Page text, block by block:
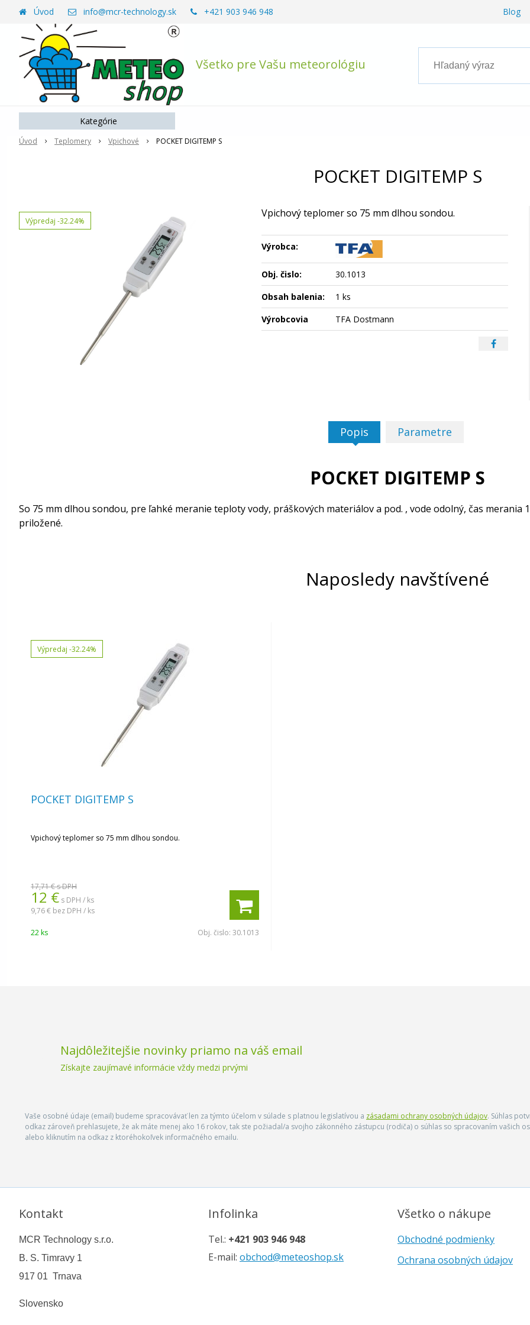
Všetko pre Vašu meteorológiu
Úvod info@mcr-technology.sk +421 903 946 948 Blog
Úvod Teplomery Vpichové POCKET DIGITEMP S
POCKET DIGITEMP S
Výpredaj -32.24%
Vpichový teplomer so 75 mm dlhou sondou.
Výrobca:
Obj. čislo:
30.1013
Obsah balenia:
1 ks
Výrobcovia
TFA Dostmann
Popis Parametre
POCKET DIGITEMP S
So 75 mm dlhou sondou, pre ľahké meranie teploty vody, práškových materiálov a pod. , vode odolný, čas
priložené.
Naposledy navštívené
Výpredaj -32.24%
POCKET DIGITEMP S
Vpichový teplomer so 75 mm dlhou sondou.
17,71 €s DPH
12 € s DPH / ks
9,76 € bez DPH / ks
22 ks Obj. čislo: 30.1013
Kategórie
Najdôležitejšie novinky priamo na váš email
Získajte zaujímavé informácie vždy medzi prvými
Vaše osobné údaje (email) budeme spracovávať len za týmto účelom v súlade s platnou legislatívou a zásadami ochrany osobných údajov. Súhlas
odkaz zároveň prehlasujete, že ak máte menej ako 16 rokov, tak ste požiadal/a svojho zákonného zástupcu (rodiča) o súhlas so spracovaním vašich
alebo kliknutím na odkaz z ktoréhokoľvek informačného emailu.
Kontakt
MCR Technology s.r.o.
B. S. Timravy 1
917 01 Trnava
Slovensko
Infolinka
Tel.: +421 903 946 948
E-mail: obchod@meteoshop.sk
Všetko o nákupe
Obchodné podmienky
Ochrana osobných údajov